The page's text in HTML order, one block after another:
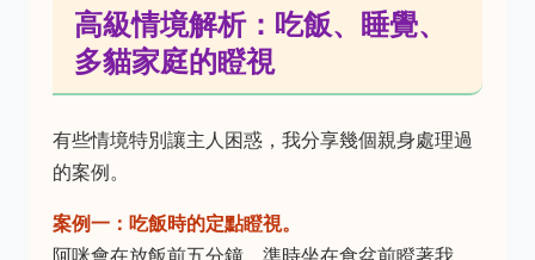
高級情境解析：吃飯、睡覺、
多貓家庭的瞪視
有些情境特別讓主人困惑，我分享幾個親身處理過
的案例。
案例一：吃飯時的定點瞪視。